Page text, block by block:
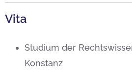
Vita
Studium der
Konstanz